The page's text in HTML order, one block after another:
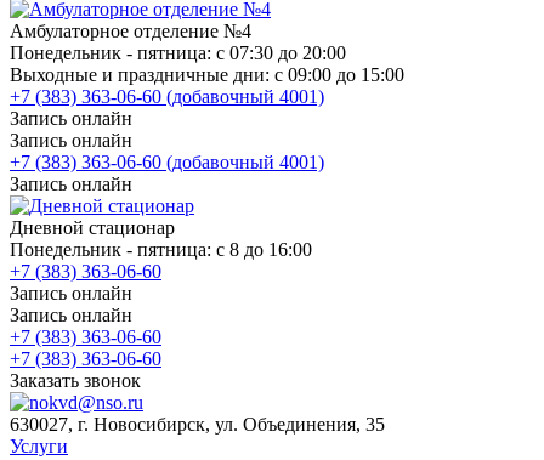
Амбулаторное отделение №4
Понедельник - пятница: с 07:30 до 20:00
Выходные и праздничные дни: с 09:00 до 15:00
+7 (383) 363-06-60 (добавочный 4001)
Запись онлайн
Запись онлайн
+7 (383) 363-06-60 (добавочный 4001)
Запись онлайн
Дневной стационар
Понедельник - пятница: с 8 до 16:00
+7 (383) 363-06-60
Запись онлайн
Запись онлайн
+7 (383) 363-06-60
+7 (383) 363-06-60
Заказать звонок
630027, г. Новосибирск, ул. Объединения, 35
Услуги